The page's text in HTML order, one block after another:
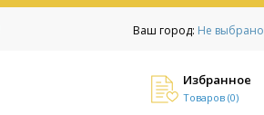
Ваш город: Не выбрано
Избранное
Товаров (0)